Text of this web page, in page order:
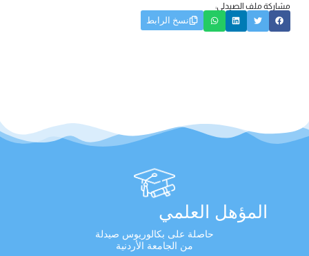
مشاركة ملف الصيدلي:
نسخ الرابط
المؤهل العلمي
حاصلة على بكالوريوس صيدلة
من الجامعة الأردنية